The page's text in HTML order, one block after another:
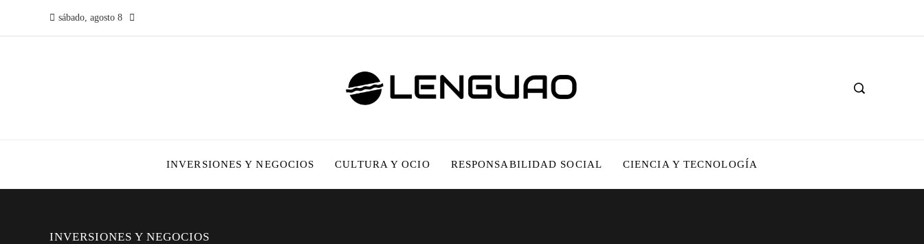
sábado, agosto 8
INVERSIONES Y NEGOCIOS CULTURA Y OCIO RESPONSABILIDAD SOCIAL CIENCIA Y TECNOLOGÍA
INVERSIONES Y NEGOCIOS